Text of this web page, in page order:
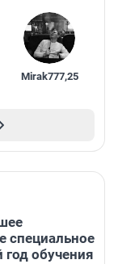
Mirak777,25
специальное
обучения